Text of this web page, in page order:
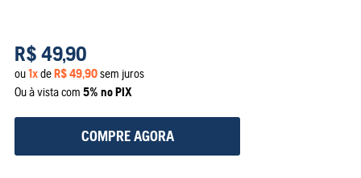
R$ 49,90
ou1xdeR$49,90sem juros
Ou à vista com 5% no PIX
COMPRE AGORA